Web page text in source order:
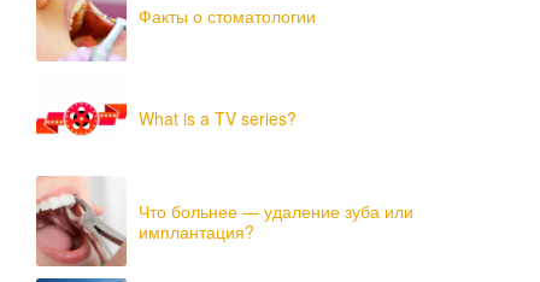
Факты о стоматологии
What is a TV series?
Что больнее — удаление зуба или
имплантация?